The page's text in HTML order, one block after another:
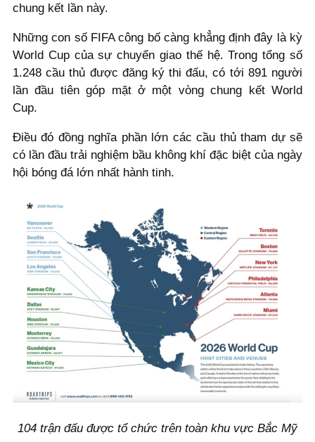
chung kết lần này.
Những con số FIFA công bố càng khẳng định đây là kỳ
World Cup của sự chuyển giao thế hệ. Trong tổng số
1.248 cầu thủ được đăng ký thi đấu, có tới 891 người
lần đầu tiên góp mặt ở một vòng chung kết World
Cup.
Điều đó đồng nghĩa phần lớn các cầu thủ tham dự sẽ
có lần đầu trải nghiệm bầu không khí đặc biệt của ngày
hội bóng đá lớn nhất hành tinh.
104 trận đấu được tổ chức trên toàn khu vực Bắc Mỹ